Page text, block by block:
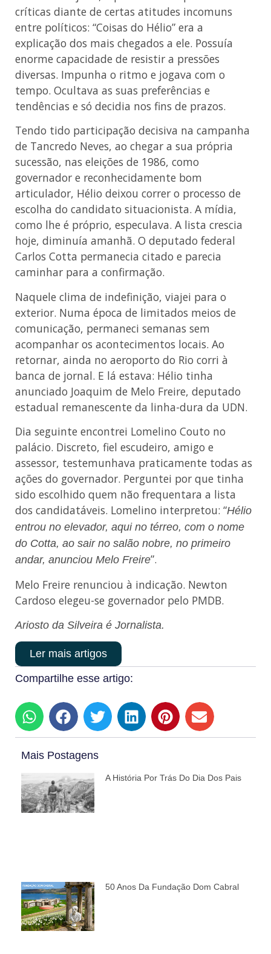
críticas diante de certas atitudes incomuns
entre políticos: “Coisas do Hélio” era a
explicação dos mais chegados a ele. Possuía
enorme capacidade de resistir a pressões
diversas. Impunha o ritmo e jogava com o
tempo. Ocultava as suas preferências e
tendências e só decidia nos fins de prazos.
Tendo tido participação decisiva na campanha
de Tancredo Neves, ao chegar a sua própria
sucessão, nas eleições de 1986, como
governador e reconhecidamente bom
articulador, Hélio deixou correr o processo de
escolha do candidato situacionista. A mídia,
como lhe é próprio, especulava. A lista crescia
hoje, diminuía amanhã. O deputado federal
Carlos Cotta permanecia citado e parecia
caminhar para a confirmação.
Naquele clima de indefinição, viajei para o
exterior. Numa época de limitados meios de
comunicação, permaneci semanas sem
acompanhar os acontecimentos locais. Ao
retornar, ainda no aeroporto do Rio corri à
banca de jornal. E lá estava: Hélio tinha
anunciado Joaquim de Melo Freire, deputado
estadual remanescente da linha-dura da UDN.
Dia seguinte encontrei Lomelino Couto no
palácio. Discreto, fiel escudeiro, amigo e
assessor, testemunhava praticamente todas as
ações do governador. Perguntei por que tinha
sido escolhido quem não frequentara a lista
dos candidatáveis. Lomelino interpretou: “Hélio
entrou no elevador, aqui no térreo, com o nome
do Cotta, ao sair no salão nobre, no primeiro
andar, anunciou Melo Freire”.
Melo Freire renunciou à indicação. Newton
Cardoso elegeu-se governador pelo PMDB.
Ariosto da Silveira é Jornalista.
Ler mais artigos
Compartilhe esse artigo:
Mais Postagens
A História Por Trás Do Dia Dos Pais
50 Anos Da Fundação Dom Cabral